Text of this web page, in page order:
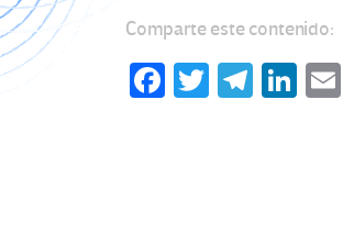
Comparte este contenido:
Fa T
Te Li